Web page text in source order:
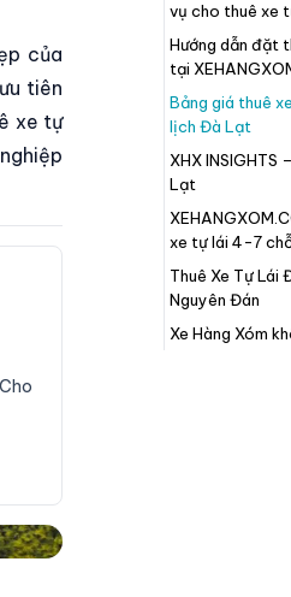
của
tiên
xe tự
vụ cho thuê xe
Hướng dẫn đặt
tại
Bảng giá thuê
lịch Đà Lạt
XHX INSIGHTS
Lạt
xe tự lái 4-7
Thuê Xe Tự Lái
Nguyên Đán
Xe Hàng Xóm